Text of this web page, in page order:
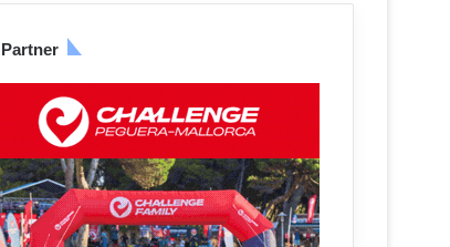
Partner